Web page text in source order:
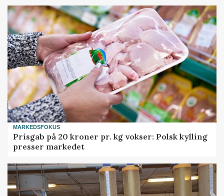
MARKEDSFOKUS
Prisgab på 20 kroner pr. kg vokser: Polsk kylling
presser markedet